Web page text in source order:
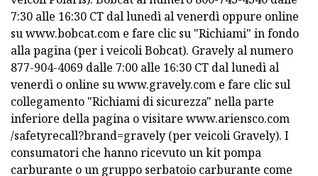
7:30 alle 16:30 CT dal lunedì al venerdì oppure online
su www.bobcat.com e fare clic su "Richiami" in fondo
alla pagina (per i veicoli Bobcat). Gravely al numero
877-904-4069 dalle 7:00 alle 16:30 CT dal lunedì al
venerdì o online su www.gravely.com e fare clic sul
collegamento "Richiami di sicurezza" nella parte
inferiore della pagina o visitare www.ariensco.com
/safetyrecall?brand=gravely (per veicoli Gravely). I
consumatori che hanno ricevuto un kit pompa
carburante o un gruppo serbatoio carburante come